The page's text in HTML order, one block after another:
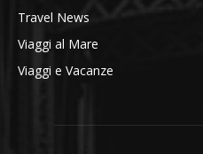
Travel News
Viaggi al Mare
Viaggi e Vacanze